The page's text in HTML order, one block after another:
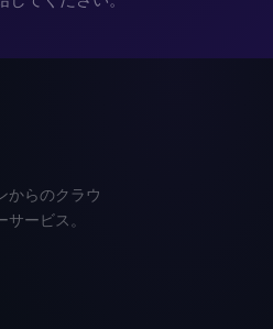
からのクラウ
ービス。